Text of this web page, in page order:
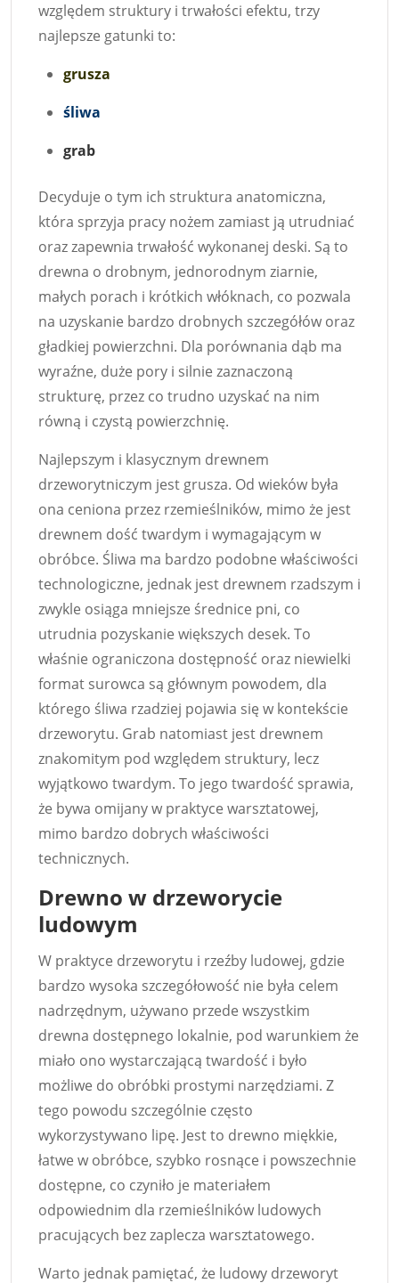
względem struktury i trwałości efektu, trzy
najlepsze gatunki to:
grusza
śliwa
grab
Decyduje o tym ich struktura anatomiczna,
która sprzyja pracy nożem zamiast ją utrudniać
oraz zapewnia trwałość wykonanej deski. Są to
drewna o drobnym, jednorodnym ziarnie,
małych porach i krótkich włóknach, co pozwala
na uzyskanie bardzo drobnych szczegółów oraz
gładkiej powierzchni. Dla porównania dąb ma
wyraźne, duże pory i silnie zaznaczoną
strukturę, przez co trudno uzyskać na nim
równą i czystą powierzchnię.
Najlepszym i klasycznym drewnem
drzeworytniczym jest grusza. Od wieków była
ona ceniona przez rzemieślników, mimo że jest
drewnem dość twardym i wymagającym w
obróbce. Śliwa ma bardzo podobne właściwości
technologiczne, jednak jest drewnem rzadszym i
zwykle osiąga mniejsze średnice pni, co
utrudnia pozyskanie większych desek. To
właśnie ograniczona dostępność oraz niewielki
format surowca są głównym powodem, dla
którego śliwa rzadziej pojawia się w kontekście
drzeworytu. Grab natomiast jest drewnem
znakomitym pod względem struktury, lecz
wyjątkowo twardym. To jego twardość sprawia,
że bywa omijany w praktyce warsztatowej,
mimo bardzo dobrych właściwości
technicznych.
Drewno w drzeworycie
ludowym
W praktyce drzeworytu i rzeźby ludowej, gdzie
bardzo wysoka szczegółowość nie była celem
nadrzędnym, używano przede wszystkim
drewna dostępnego lokalnie, pod warunkiem że
miało ono wystarczającą twardość i było
możliwe do obróbki prostymi narzędziami. Z
tego powodu szczególnie często
wykorzystywano lipę. Jest to drewno miękkie,
łatwe w obróbce, szybko rosnące i powszechnie
dostępne, co czyniło je materiałem
odpowiednim dla rzemieślników ludowych
pracujących bez zaplecza warsztatowego.
Warto jednak pamiętać, że ludowy drzeworyt